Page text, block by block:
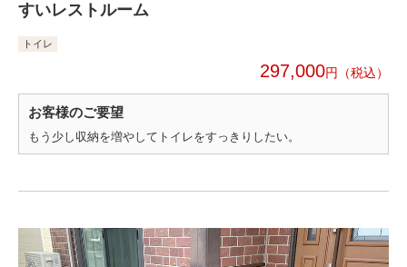
すいレストルーム
トイレ
297,000円
お客様のご要望
もう少し収納を増やしてトイレをすっきりしたい。